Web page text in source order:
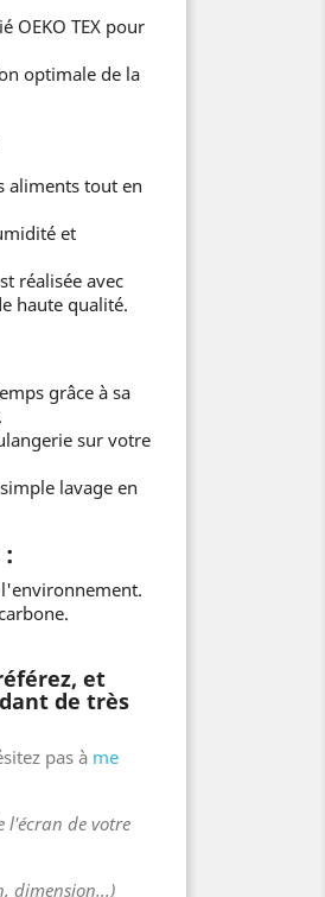
OEKO TEX pour
optimale de la
aliments tout en
et
réalisée avec
haute qualité.
grâce à sa
sur votre
lavage en
et
de très
pas à me
l'écran de votre
dimension...)